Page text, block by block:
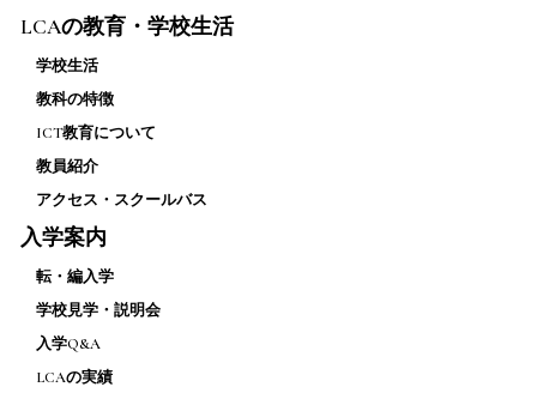
LCAの教育・学校生活
学校生活
教科の特徴
ICT教育について
教員紹介
アクセス・スクールバス
入学案内
転・編入学
学校見学・説明会
入学Q&A
LCAの実績